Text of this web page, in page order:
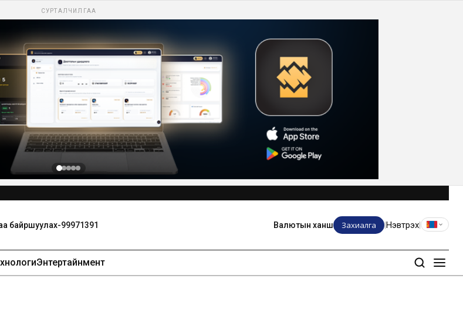
СУРТАЛЧИЛГАА
Валютын ханш Захиалга Нэвтрэх
Энтертайнмент